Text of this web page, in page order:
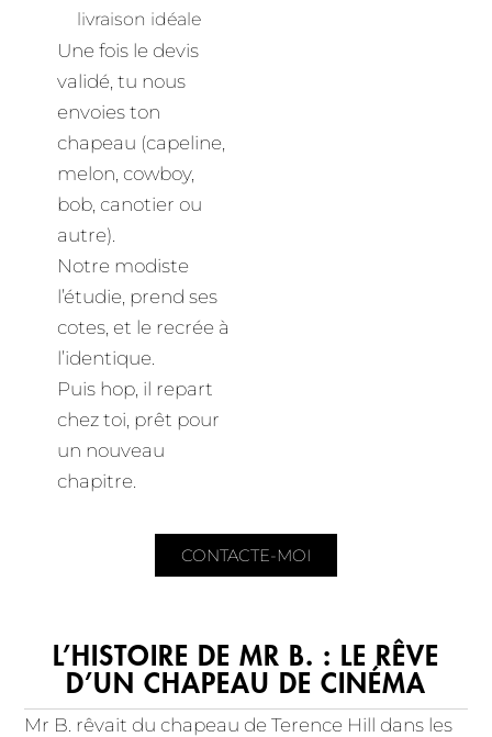
livraison idéale
Une fois le devis
validé, tu nous
envoies ton
chapeau (capeline,
melon, cowboy,
bob, canotier ou
autre).
Notre modiste
l’étudie, prend ses
cotes, et le recrée à
l’identique.
Puis hop, il repart
chez toi, prêt pour
un nouveau
chapitre.
CONTACTE-MOI
L’HISTOIRE DE MR B. : LE RÊVE
D’UN CHAPEAU DE CINÉMA
Mr B. rêvait du chapeau de Terence Hill dans les